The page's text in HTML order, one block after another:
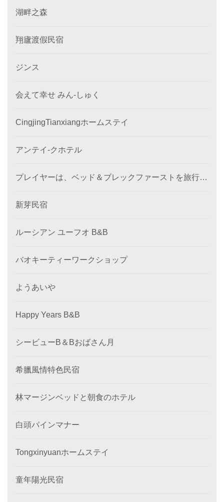
湖畔之森
翔廬渡假民宿
ジンス
会えて幸せ みん‐しゅく
CingjingTianxiangホームステイ
アンテイ-クホテル
プレイヤーは、ベッド＆ブレックファーストを旅行し
新芽民宿
ルーシアン ユーフオ B&B
バオキーティーワークショップ
ようあいや
Happy Years B&B
シービューB＆Bおばさん月
希臘風情特色民宿
林マージンベッドと朝食のホテル
白頭パインマナー
Tongxinyuanホームステイ
童年陽光民宿